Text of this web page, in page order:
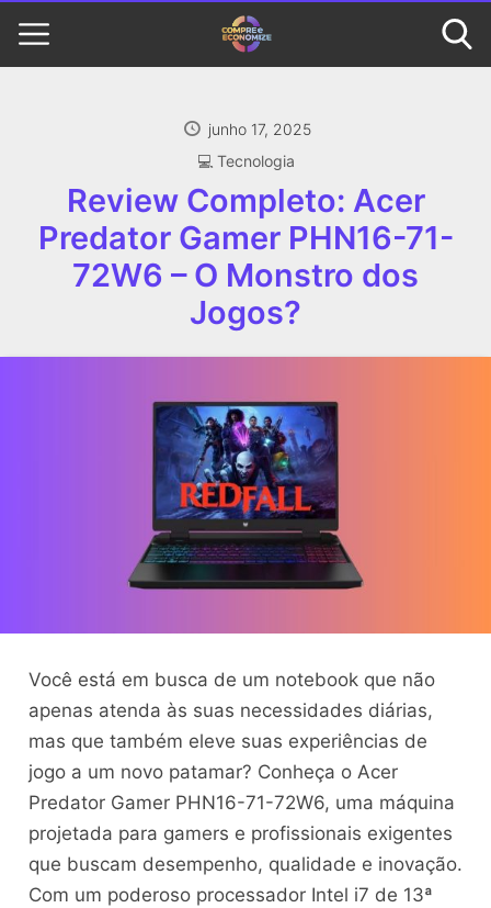
junho 17, 2025
‍💻 Tecnologia
Review Completo: Acer
Predator Gamer PHN16-71-
72W6 – O Monstro dos
Jogos?
Você está em busca de um notebook que não
apenas atenda às suas necessidades diárias,
mas que também eleve suas experiências de
jogo a um novo patamar? Conheça o Acer
Predator Gamer PHN16-71-72W6, uma máquina
projetada para gamers e profissionais exigentes
que buscam desempenho, qualidade e inovação.
Com um poderoso processador Intel i7 de 13ª